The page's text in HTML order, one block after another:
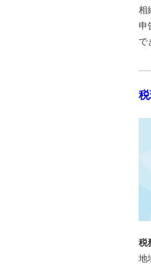
相
申
で
税
地